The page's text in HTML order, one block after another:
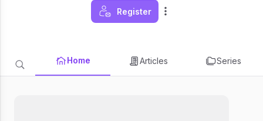
Register
Home Articles Series